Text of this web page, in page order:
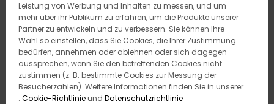
Leistung von Werbung und Inhalten zu messen, und um
mehr über ihr Publikum zu erfahren, um die Produkte unserer
Partner zu entwickeln und zu verbessern. Sie können Ihre
Wahl so einstellen, dass Sie Cookies, die Ihrer Zustimmung
bedürfen, annehmen oder ablehnen oder sich dagegen
aussprechen, wenn Sie den betreffenden Cookies nicht
zustimmen (z. B. bestimmte Cookies zur Messung der
Besucherzahlen). Weitere Informationen finden Sie in unserer
: Cookie-Richtlinieund Datenschutzrichtlinie